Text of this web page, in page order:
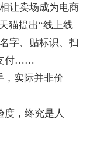
让卖场成为电商
猫提出“线上线
字、贴标识、扫
付……
实际并非价
，终究是人